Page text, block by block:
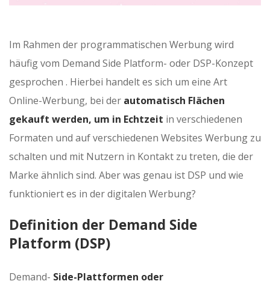
Im Rahmen der programmatischen Werbung wird
häufig vom Demand Side Platform- oder DSP-Konzept
gesprochen . Hierbei handelt es sich um eine Art
Online-Werbung, bei der automatisch Flächen
gekauft werden, um in Echtzeit in verschiedenen
Formaten und auf verschiedenen Websites Werbung zu
schalten und mit Nutzern in Kontakt zu treten, die der
Marke ähnlich sind. Aber was genau ist DSP und wie
funktioniert es in der digitalen Werbung?
Definition der Demand Side
Platform (DSP)
Demand- Side-Plattformen oder